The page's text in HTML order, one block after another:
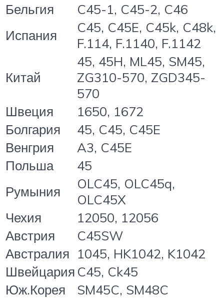
Бельгия
C45-1, C45-2, C46
Испания
C45, C45E, C45k, C48k,
F.114, F.1140, F.1142
Китай
45, 45H, ML45, SM45,
ZG310-570, ZGD345-
570
Швеция
1650, 1672
Болгария
45, C45, C45E
Венгрия
A3, C45E
Польша
45
Румыния
OLC45, OLC45q,
OLC45X
Чехия
12050, 12056
Австрия
C45SW
Австралия 1045, HK1042, K1042
Швейцария C45, Ck45
Юж.Корея
SM45C, SM48C